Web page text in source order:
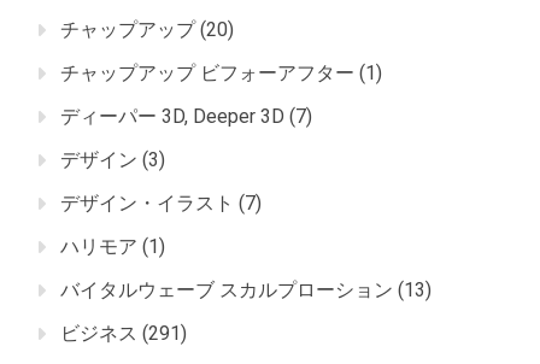
チャップアップ(20)
チャップアップ ビフォーアフター (1)
ディーパー 3D, Deeper 3D (7)
デザイン (3)
デザイン・イラスト (7)
ハリモア (1)
バイタルウェーブ スカルプローション (13)
ビジネス (291)